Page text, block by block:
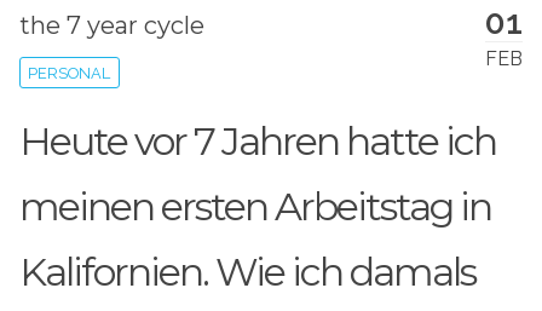
01
FEB
the 7 year cycle
PERSONAL
Heute vor 7 Jahren hatte ich
meinen ersten Arbeitstag in
Kalifornien. Wie ich damals